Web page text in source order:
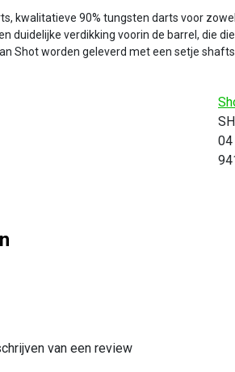
kwalitatieve 90% tungsten darts voor
duidelijke verdikking voorin de barrel, die
Shot worden geleverd met een setje shafts
van een review